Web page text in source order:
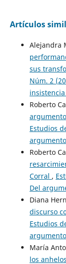
Artículos
Alejandra
sus
Núm. 2
Roberto
Estudios
Roberto
Corral ,
Del
Diana
discurso
Estudios
María
los